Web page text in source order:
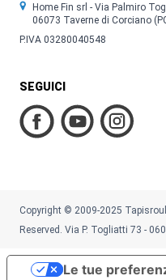
Home Fin srl - Via Palmiro
06073 Taverne di Corciano
P.IVA 03280040548
SEGUICI
Copyright © 2009-2025
Reserved. Via P. Togliatti 73 -
Le tue